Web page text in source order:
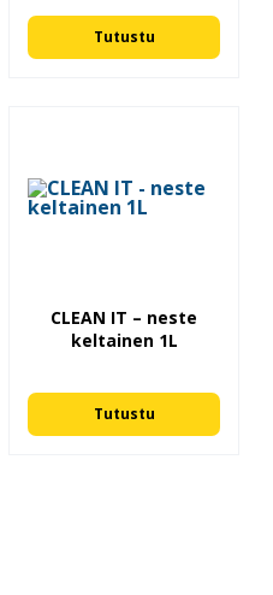
Tutustu
CLEAN IT – neste
keltainen 1L
Tutustu